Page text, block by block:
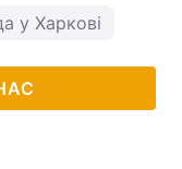
у Харкові